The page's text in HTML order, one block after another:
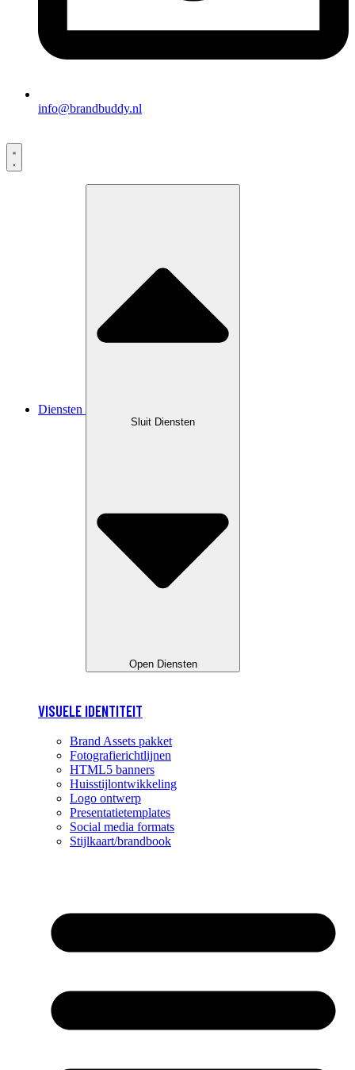
info@brandbuddy.nl
Diensten
Sluit Diensten
Open Diensten
VISUELE IDENTITEIT
Brand Assets pakket
Fotografierichtlijnen
HTML5 banners
Huisstijlontwikkeling
Logo ontwerp
Presentatietemplates
Social media formats
Stijlkaart/brandbook